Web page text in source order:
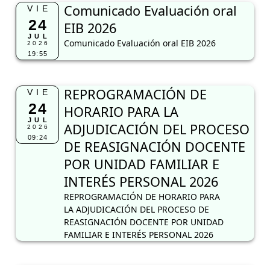
VIE
24
JUL
2026
19:55
Comunicado Evaluación oral
EIB 2026
Comunicado Evaluación oral EIB 2026
VIE
24
JUL
2026
09:24
REPROGRAMACIÓN DE
HORARIO PARA LA
ADJUDICACIÓN DEL PROCESO
DE REASIGNACIÓN DOCENTE
POR UNIDAD FAMILIAR E
INTERÉS PERSONAL 2026
REPROGRAMACIÓN DE HORARIO PARA
LA ADJUDICACIÓN DEL PROCESO DE
REASIGNACIÓN DOCENTE POR UNIDAD
FAMILIAR E INTERÉS PERSONAL 2026